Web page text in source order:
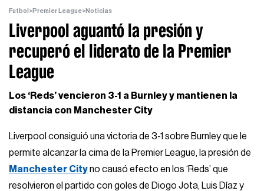
Futbol >Premier League>Noticias
Liverpool aguantó la presión y
recuperó el liderato de la Premier
League
Los ‘Reds’ vencieron 3-1 a Burnley y mantienen la
distancia con Manchester City
Liverpool consiguió una victoria de 3-1 sobre Burnley que le
permite alcanzar la cima de la Premier League, la presión de
Manchester Cityno causó efecto en los ‘Reds’ que
resolvieron el partido con goles de Diogo Jota, Luis Díaz y